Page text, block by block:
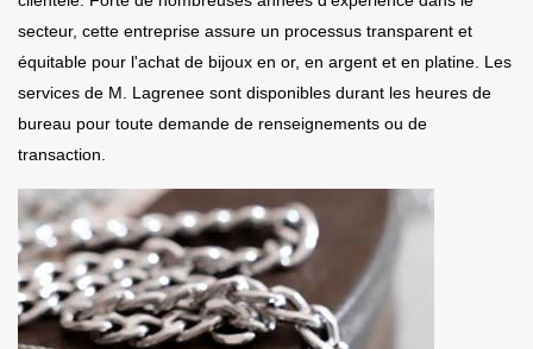
secteur, cette entreprise assure un processus transparent et
équitable pour l'achat de bijoux en or, en argent et en platine. Les
services de M. Lagrenee sont disponibles durant les heures de
bureau pour toute demande de renseignements ou de
transaction.